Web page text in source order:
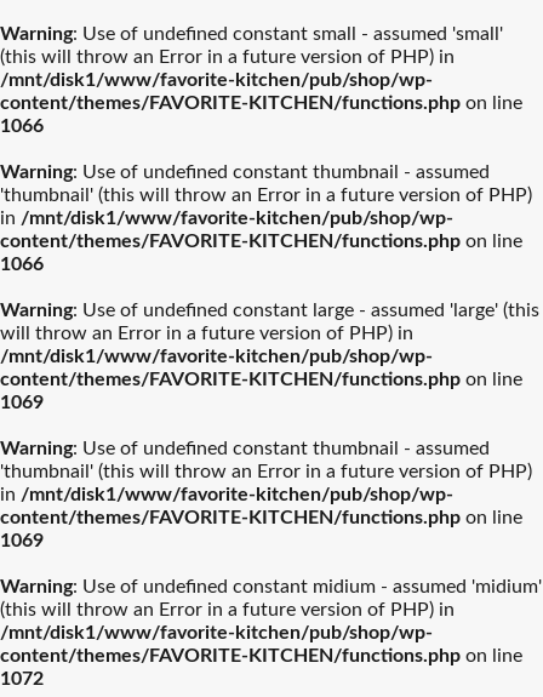
Warning: Use of undefined constant small - assumed 'small'
(this will throw an Error in a future version of PHP) in
/mnt/disk1/www/favorite-kitchen/pub/shop/wp-
content/themes/FAVORITE-KITCHEN/functions.php on line
1066
Warning: Use of undefined constant thumbnail - assumed
'thumbnail' (this will throw an Error in a future version of PHP)
in /mnt/disk1/www/favorite-kitchen/pub/shop/wp-
content/themes/FAVORITE-KITCHEN/functions.php on line
1066
Warning: Use of undefined constant large - assumed 'large' (this
will throw an Error in a future version of PHP) in
/mnt/disk1/www/favorite-kitchen/pub/shop/wp-
content/themes/FAVORITE-KITCHEN/functions.php on line
1069
Warning: Use of undefined constant thumbnail - assumed
'thumbnail' (this will throw an Error in a future version of PHP)
in /mnt/disk1/www/favorite-kitchen/pub/shop/wp-
content/themes/FAVORITE-KITCHEN/functions.php on line
1069
Warning: Use of undefined constant midium - assumed 'midium'
(this will throw an Error in a future version of PHP) in
/mnt/disk1/www/favorite-kitchen/pub/shop/wp-
content/themes/FAVORITE-KITCHEN/functions.php on line
1072
ストウブ カネスズセラミックス
ビクトリノックス イッタラ
カメヤマ ルミナラ
山崎実業 木村硝子店
ワサラ Arc International
すすめギフト
出産祝おすすめギフト 新築祝おすすめギフト
誕生日祝おすすめギフト
入園・入学祝おすすめギフ
お中元おすすめギフト お歳暮おすすめギフト
プレート・器人気
ランキング
カトラリー人気ル
ランキング
グラスバリエ人気
ランキング
ワイン・バー用品
人気ランキング